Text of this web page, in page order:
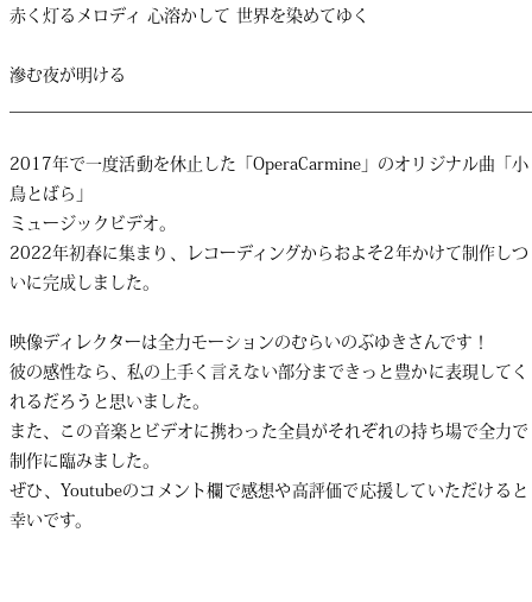
赤く灯るメロディ 心溶かして 世界を染めてゆく
滲む夜が明ける
2017年で一度活動を休止した「OperaCarmine」のオリジナル曲「小
鳥とばら」
ミュージックビデオ。
2022年初春に集まり、レコーディングからおよそ2年かけて制作しつ
いに完成しました。
映像ディレクターは全力モーションのむらいのぶゆきさんです！
彼の感性なら、私の上手く言えない部分まできっと豊かに表現してく
れるだろうと思いました。
また、この音楽とビデオに携わった全員がそれぞれの持ち場で全力で
制作に臨みました。
ぜひ、Youtubeのコメント欄で感想や高評価で応援していただけると
幸いです。